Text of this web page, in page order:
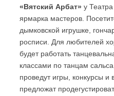
«Вятский Арбат» у
ярмарка мастеров.
дымковской игрушке,
росписи. Для любителей
будет работать
классами по танцам
проведут игры, конкурсы
предложат